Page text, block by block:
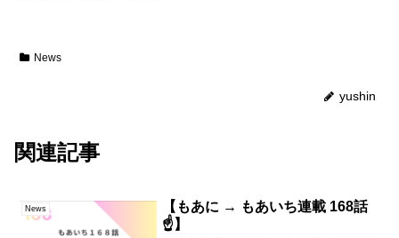
News
yushin
関連記事
News
【もあに → もあいち連載 168話
☝️】